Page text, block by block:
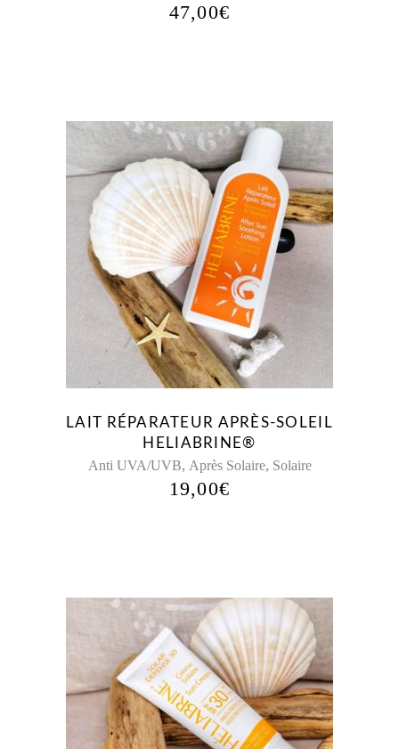
47,00€
LAIT RÉPARATEUR APRÈS-SOLEIL
HELIABRINE®
Anti UVA/UVB, Après Solaire, Solaire
19,00€